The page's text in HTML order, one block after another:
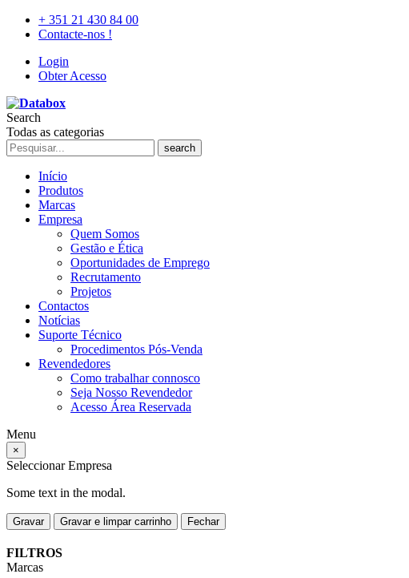
+ 351 21 430 84 00
Contacte-nos !
Login
Obter Acesso
Search
Todas as categorias
search
Início
Produtos
Marcas
Empresa
Quem Somos
Gestão e Ética
Oportunidades de Emprego
Recrutamento
Projetos
Contactos
Notícias
Suporte Técnico
Procedimentos Pós-Venda
Revendedores
Como trabalhar connosco
Seja Nosso Revendedor
Acesso Área Reservada
Menu
×
Seleccionar Empresa
Some text in the modal.
Gravar Gravar e limpar carrinho Fechar
FILTROS
Marcas